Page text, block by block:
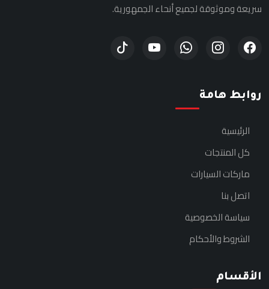
سريعة وموثوقة لجميع أنحاء الجمهورية.
روابط هامة
الرئيسية
كل المنتجات
ماركات السيارات
اتصل بنا
سياسة الخصوصية
الشروط والأحكام
الأقسام